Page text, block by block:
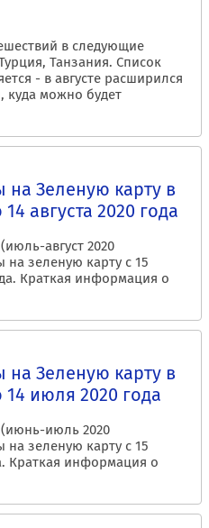
в следующие
Танзания. Список
- в августе расширился
куда можно будет
Зеленую карту в
августа 2020 года
август 2020
зеленую карту с 15
Краткая информация о
Зеленую карту в
июля 2020 года
июль 2020
зеленую карту с 15
Краткая информация о